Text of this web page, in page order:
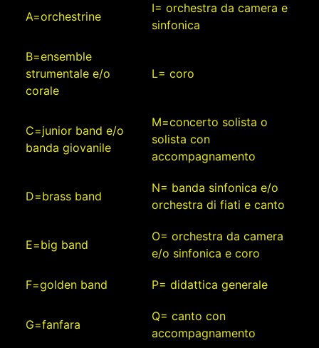
A=orchestrine
I= orchestra da camera e
sinfonica
B=ensemble
strumentale e/o
corale
L= coro
C=junior band e/o
banda giovanile
M=concerto solista o
solista con
accompagnamento
D=brass band
N= banda sinfonica e/o
orchestra di fiati e canto
E=big band
O= orchestra da camera
e/o sinfonica e coro
F=golden band P= didattica generale
G=fanfara
Q= canto con
accompagnamento